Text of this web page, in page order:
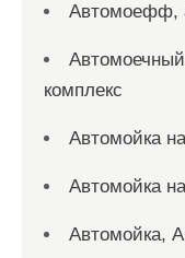
Автомоефф,
комплекс
Автомойка
Автомойка
Автомойка,